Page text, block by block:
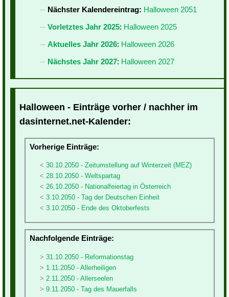
Nächster Kalendereintrag: Halloween 2051
Vorletztes Jahr 2025: Halloween 2025
Aktuelles Jahr 2026: Halloween 2026
Nächstes Jahr 2027: Halloween 2027
Halloween - Einträge vorher / nachher im
dasinternet.net-Kalender:
Vorherige Einträge:
30.10.2050 - Zeitumstellung auf Winterzeit (MEZ)
28.10.2050 - Weltspartag
26.10.2050 - Nationalfeiertag in Österreich
3.10.2050 - Tag der Deutschen Einheit
3.10.2050 - Ende des Oktoberfests
Nachfolgende Einträge:
31.10.2050 - Reformationstag
1.11.2050 - Allerheiligen
2.11.2050 - Allerseelen
9.11.2050 - Tag des Mauerfalls